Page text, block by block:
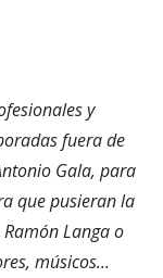
y
fuera de
Gala, para
que pusieran la
Langa o
músicos...